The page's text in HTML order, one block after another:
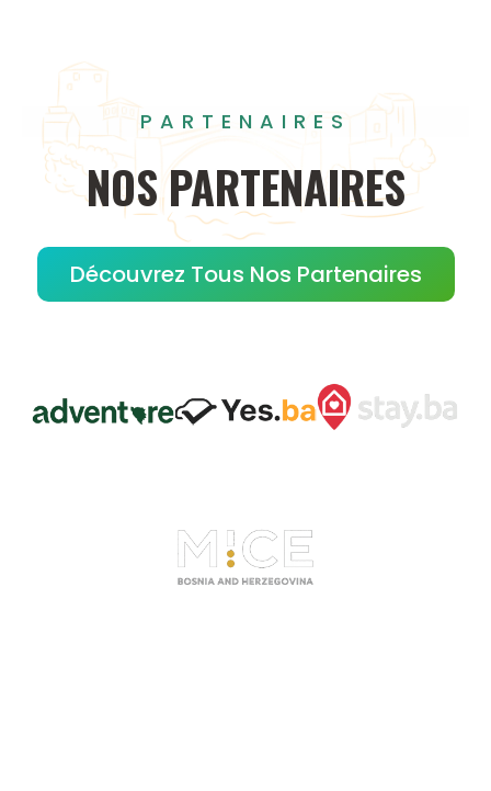
PARTENAIRES
NOS PARTENAIRES
Découvrez Tous Nos Partenaires